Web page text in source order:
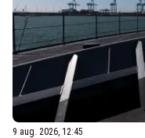
9 aug. 2026, 12:45